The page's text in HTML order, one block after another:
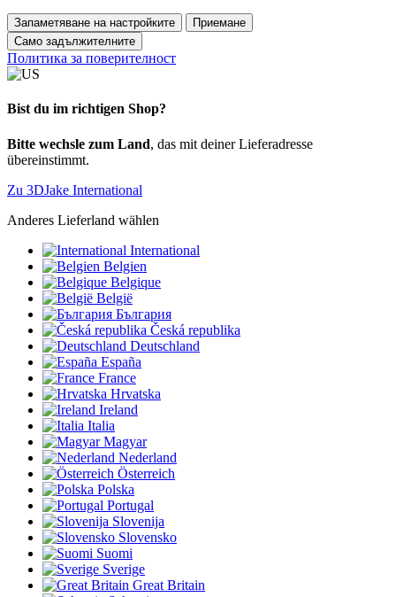
Запаметяване на настройките
Приемане
Само задължителните
Политика за поверителност
Bist du im richtigen Shop?
Bitte wechsle zum Land, das mit deiner Lieferadresse
übereinstimmt.
Zu 3DJake International
Anderes Lieferland wählen
International
Belgien
Belgique
België
България
Česká republika
Deutschland
España
France
Hrvatska
Ireland
Italia
Magyar
Nederland
Österreich
Polska
Portugal
Slovenija
Slovensko
Suomi
Sverige
Great Britain